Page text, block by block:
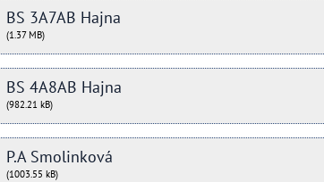
BS 3A7AB Hajna
(1.37 MB)
BS 4A8AB Hajna
(982.21 kB)
P.A Smolinková
(1003.55 kB)